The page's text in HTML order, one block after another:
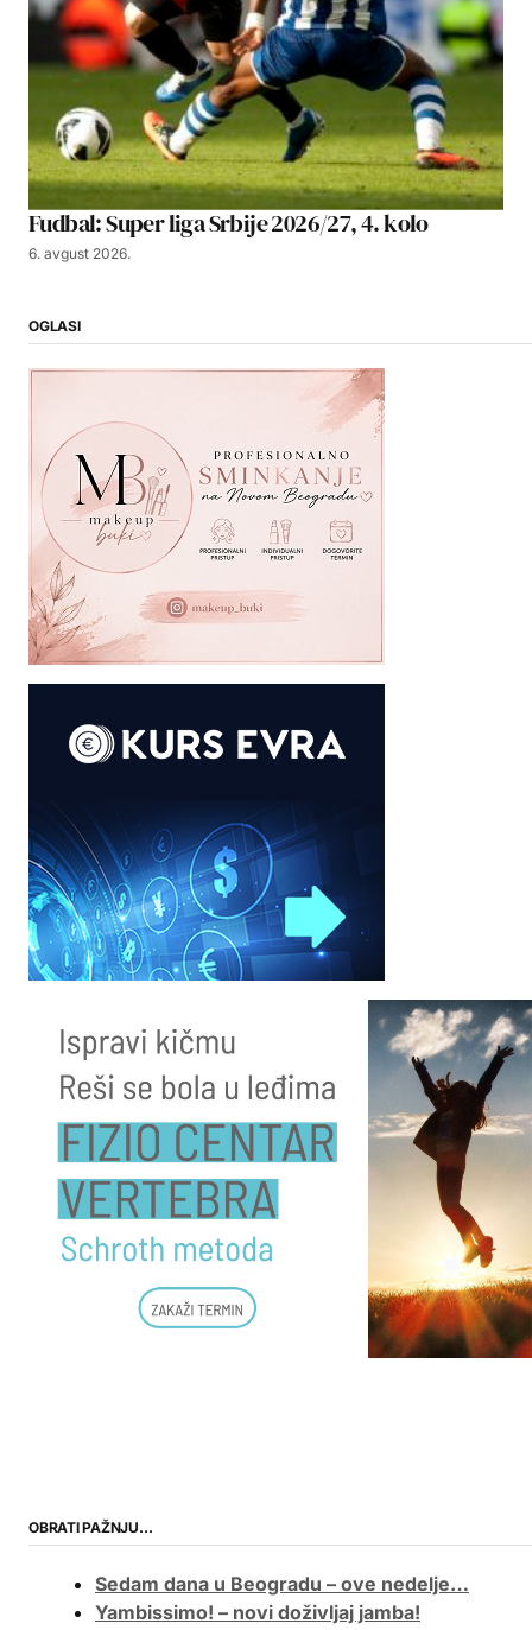
Fudbal: Super liga Srbije 2026/27, 4. kolo
6. avgust 2026.
OGLASI
OBRATI PAŽNJU…
Sedam dana u Beogradu – ove nedelje…
Yambissimo! – novi doživljaj jamba!